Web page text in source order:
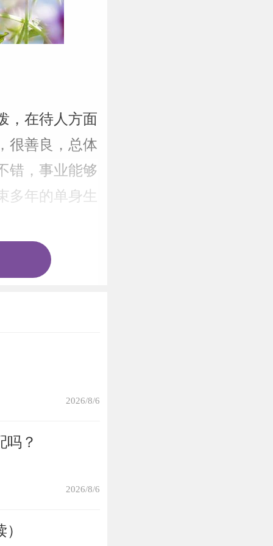
，在待人方面
很善良，总体
错，事业能够
多年的单身生
全方面，驾车
属猴人今年
2026/8/6
吗？
2026/8/6